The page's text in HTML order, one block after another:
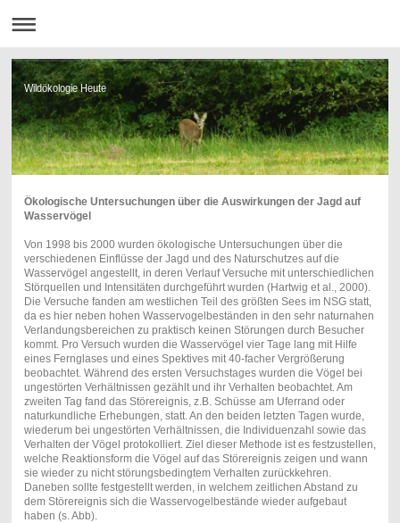
Wildökologie Heute
Ökologische Untersuchungen über die Auswirkungen der Jagd auf
Wasservögel
Von 1998 bis 2000 wurden ökologische Untersuchungen über die
verschiedenen Einflüsse der Jagd und des Naturschutzes auf die
Wasservögel angestellt, in deren Verlauf Versuche mit unterschiedlichen
Störquellen und Intensitäten durchgeführt wurden (Hartwig et al., 2000).
Die Versuche fanden am westlichen Teil des größten Sees im NSG statt,
da es hier neben hohen Wasservogelbeständen in den sehr naturnahen
Verlandungsbereichen zu praktisch keinen Störungen durch Besucher
kommt. Pro Versuch wurden die Wasservögel vier Tage lang mit Hilfe
eines Fernglases und eines Spektives mit 40-facher Vergrößerung
beobachtet. Während des ersten Versuchstages wurden die Vögel bei
ungestörten Verhältnissen gezählt und ihr Verhalten beobachtet. Am
zweiten Tag fand das Störereignis, z.B. Schüsse am Uferrand oder
naturkundliche Erhebungen, statt. An den beiden letzten Tagen wurde,
wiederum bei ungestörten Verhältnissen, die Individuenzahl sowie das
Verhalten der Vögel protokolliert. Ziel dieser Methode ist es festzustellen,
welche Reaktionsform die Vögel auf das Störereignis zeigen und wann
sie wieder zu nicht störungsbedingtem Verhalten zurückkehren.
Daneben sollte festgestellt werden, in welchem zeitlichen Abstand zu
dem Störereignis sich die Wasservogelbestände wieder aufgebaut
haben (s. Abb).